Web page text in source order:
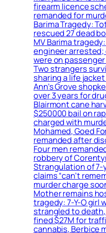
firearm licence
remanded for
Barima Tragedy:
rescued 27 dead
MV Barima
engineer arrested;
were on passenger
Two strangers
sharing a life
Ann’s Grove
over 3 years for
Blairmont cane
$250000 bail on
charged with
Mohamed, Goed
remanded after
Four men
robbery of
Strangulation of
claims “can’t
murder charge
Mother remains
tragedy: 7-Y-O girl
strangled to
fined $27M for
cannabis, Berbice